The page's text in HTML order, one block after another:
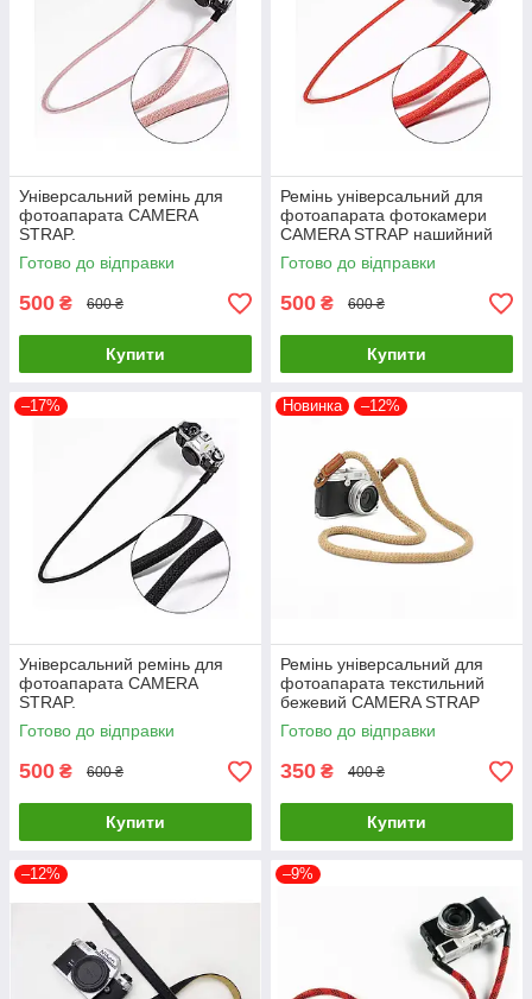
Універсальний ремінь для
фотоапарата CAMERA
STRAP.
Готово до відправки
500 ₴ 600 ₴
Купити
Ремінь універсальний для
фотоапарата фотокамери
CAMERA STRAP нашийний
плечовий з тканини червоний
Готово до відправки
500 ₴ 600 ₴
Купити
–17%
Універсальний ремінь для
фотоапарата CAMERA
STRAP.
Готово до відправки
500 ₴ 600 ₴
Купити
Новинка –12%
Ремінь універсальний для
фотоапарата текстильний
бежевий CAMERA STRAP
ремені для фотокамери з
тканини
Готово до відправки
350 ₴ 400 ₴
Купити
–12% –9%